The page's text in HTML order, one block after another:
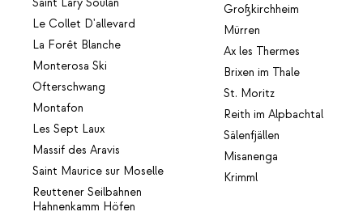
Saint Lary Soulan
Le Collet D'allevard
La Forêt Blanche
Monterosa Ski
Ofterschwang
Montafon
Les Sept Laux
Massif des Aravis
Saint Maurice sur Moselle
Reuttener Seilbahnen
Hahnenkamm Höfen
Großkirchheim
Mürren
Ax les Thermes
Brixen im Thale
St. Moritz
Reith im Alpbachtal
Sälenfjällen
Misanenga
Krimml